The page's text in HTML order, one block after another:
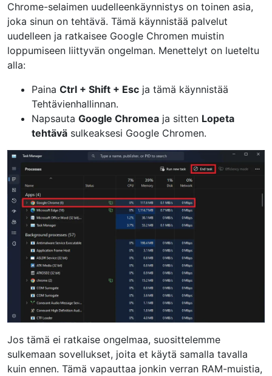
Chrome-selaimen uudelleenkäynnistys on toinen asia,
joka sinun on tehtävä. Tämä käynnistää palvelut
uudelleen ja ratkaisee Google Chromen muistin
loppumiseen liittyvän ongelman. Menettelyt on lueteltu
alla:
Paina Ctrl + Shift + Esc ja tämä käynnistää
Tehtävienhallinnan.
Napsauta Google Chromea ja sitten Lopeta
tehtävä sulkeaksesi Google Chromen.
Jos tämä ei ratkaise ongelmaa, suosittelemme
sulkemaan sovellukset, joita et käytä samalla tavalla
kuin ennen. Tämä vapauttaa jonkin verran RAM-muistia,